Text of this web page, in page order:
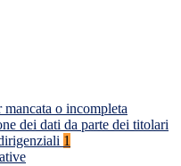
mancata o incompleta
dei dati da parte dei titolari
1